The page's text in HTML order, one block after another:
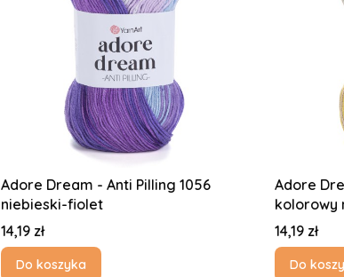
Adore Dream - Anti Pilling 1056
niebieski-fiolet
Cena
14,19 zł
Do koszyka
Adore
kolorowy
Cena
14,19 zł
Do